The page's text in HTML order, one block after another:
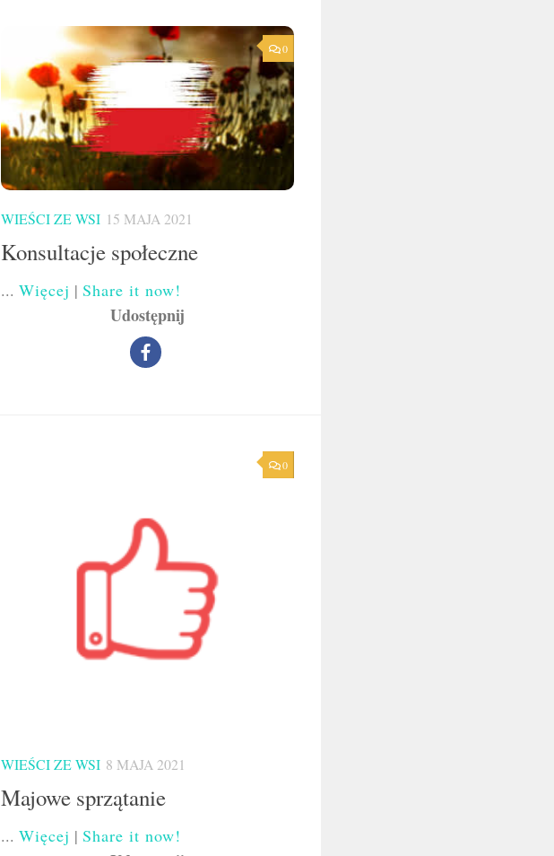
0
WIEŚCI ZE WSI 15 MAJA 2021
Konsultacje społeczne
... Więcej | Share it now!
Udostępnij
0
WIEŚCI ZE WSI 8 MAJA 2021
Majowe sprzątanie
... Więcej | Share it now!